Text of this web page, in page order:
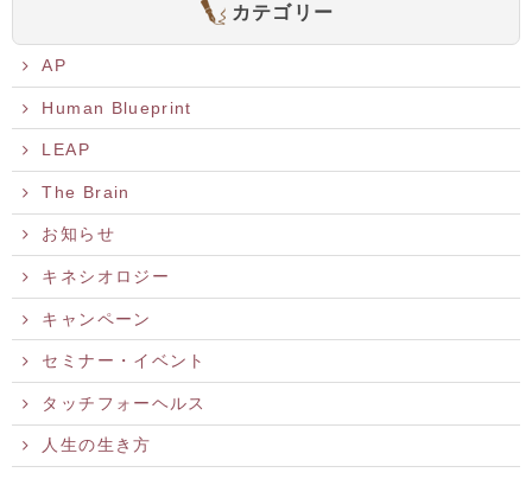
カテゴリー
AP
Human Blueprint
LEAP
The Brain
お知らせ
キネシオロジー
キャンペーン
セミナー・イベント
タッチフォーヘルス
人生の生き方